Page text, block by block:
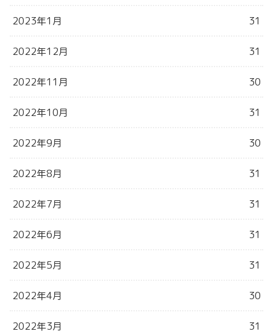
2023年1月 31
2022年12月 31
2022年11月 30
2022年10月 31
2022年9月 30
2022年8月 31
2022年7月 31
2022年6月 31
2022年5月 31
2022年4月 30
2022年3月 31